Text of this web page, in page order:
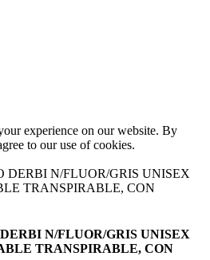
experience on our website. By
to our use of cookies.
N/FLUOR/GRIS UNISEX
TRANSPIRABLE, CON